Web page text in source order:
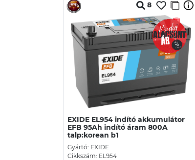
8
EXIDE EL954 indító akkumulátor
EFB 95Ah indító áram 800A
talp:korean b1
Gyártó: EXIDE
Cikkszám: EL954